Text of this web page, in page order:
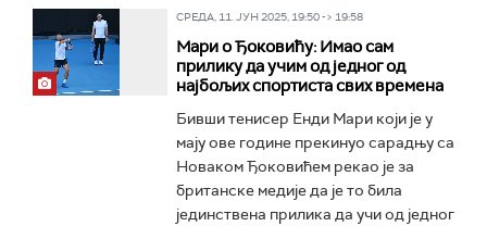
СРЕДА, 11. ЈУН 2025, 19:50 -> 19:58
Мари о Ђоковићу: Имао сам
прилику да учим од једног од
најбољих спортиста свих времена
Бивши тенисер Енди Мари који је у
мају ове године прекинуо сарадњу са
Новаком Ђоковићем рекао је за
британске медије да је то била
јединствена прилика да учи од једног